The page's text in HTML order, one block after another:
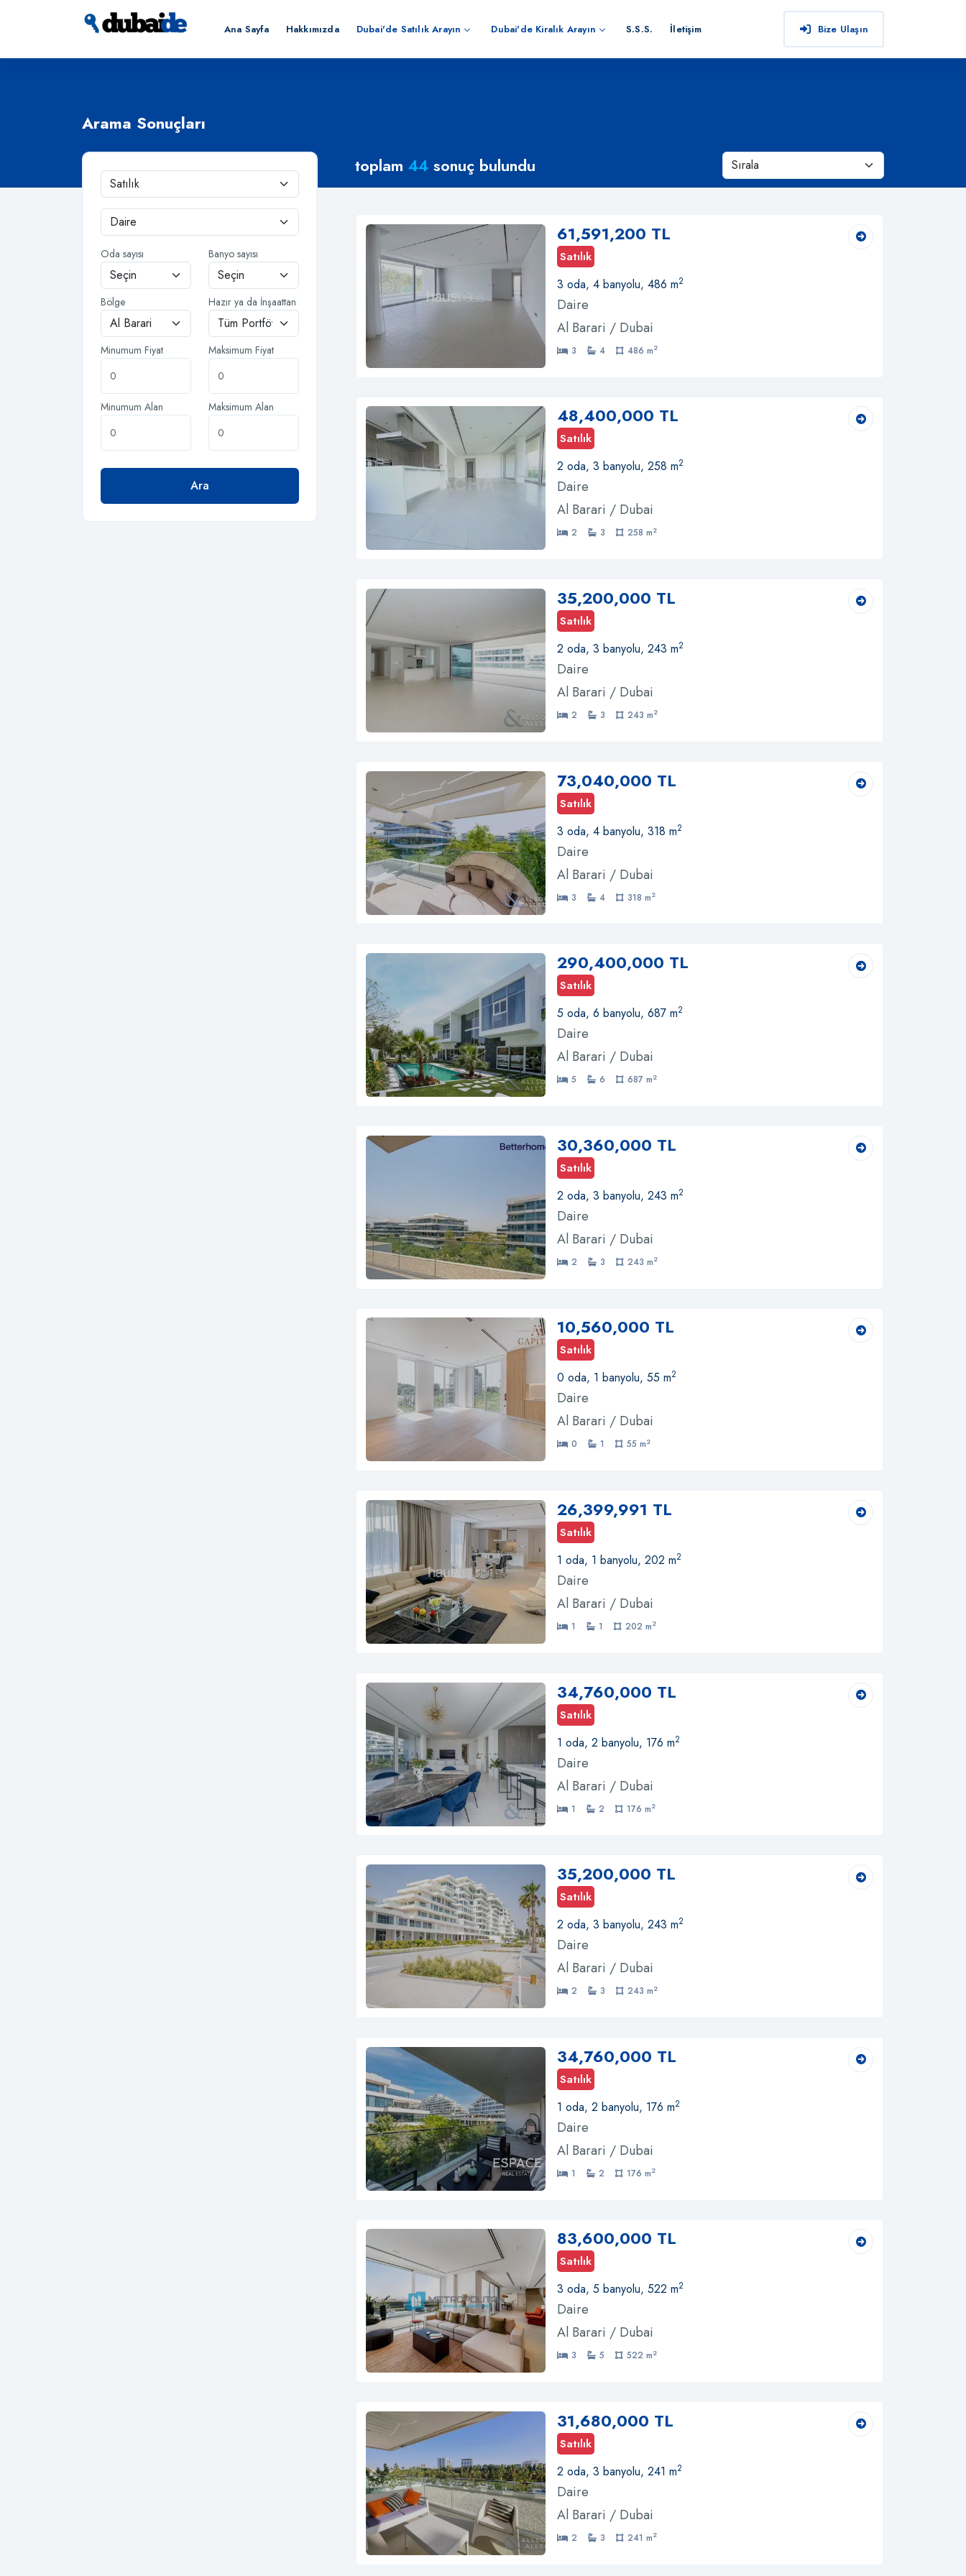
Ana Sayfa Hakkımızda Dubai'de Satılık Arayın Dubai'de Kiralık Arayın S.S.S. İletişim Bize Ulaşın
Arama Sonuçları
Oda sayısı Banyo sayısı
Bölge Hazır ya da İnşaattan
Minumum Fiyat Maksimum Fiyat
Minumum Alan Maksimum Alan
Ara
toplam 44 sonuç bulundu
61,591,200 TL
Satılık
3 oda, 4 banyolu, 486 m2
Daire
Al Barari / Dubai
3 4 486 m2
48,400,000 TL
Satılık
2 oda, 3 banyolu, 258 m2
Daire
Al Barari / Dubai
2 3 258 m2
35,200,000 TL
Satılık
2 oda, 3 banyolu, 243 m2
Daire
Al Barari / Dubai
2 3 243 m2
73,040,000 TL
Satılık
3 oda, 4 banyolu, 318 m2
Daire
Al Barari / Dubai
3 4 318 m2
290,400,000 TL
Satılık
5 oda, 6 banyolu, 687 m2
Daire
Al Barari / Dubai
5 6 687 m2
30,360,000 TL
Satılık
2 oda, 3 banyolu, 243 m2
Daire
Al Barari / Dubai
2 3 243 m2
10,560,000 TL
Satılık
0 oda, 1 banyolu, 55 m2
Daire
Al Barari / Dubai
0 1 55 m2
26,399,991 TL
Satılık
1 oda, 1 banyolu, 202 m2
Daire
Al Barari / Dubai
1 1 202 m2
34,760,000 TL
Satılık
1 oda, 2 banyolu, 176 m2
Daire
Al Barari / Dubai
1 2 176 m2
35,200,000 TL
Satılık
2 oda, 3 banyolu, 243 m2
Daire
Al Barari / Dubai
2 3 243 m2
34,760,000 TL
Satılık
1 oda, 2 banyolu, 176 m2
Daire
Al Barari / Dubai
1 2 176 m2
83,600,000 TL
Satılık
3 oda, 5 banyolu, 522 m2
Daire
Al Barari / Dubai
3 5 522 m2
31,680,000 TL
Satılık
2 oda, 3 banyolu, 241 m2
Daire
Al Barari / Dubai
2 3 241 m2